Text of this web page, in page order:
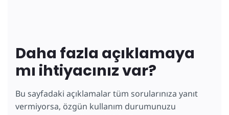
Daha fazla açıklamaya
mı ihtiyacınız var?
Bu sayfadaki açıklamalar tüm sorularınıza yanıt
vermiyorsa, özgün kullanım durumunuzu